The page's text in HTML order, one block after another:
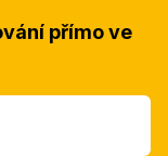
přímo ve